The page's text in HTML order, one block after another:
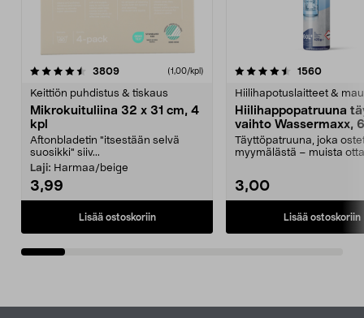
3809arvostelut (1,00/kpl)
Keittiön puhdistus & tiskaus
Mikrokuituliina 32 x 31 cm, 4
kpl
Aftonbladetin "itsestään selvä
suosikki" siiv...
Laji: Harmaa/beige
3,99
Lisää ostoskoriin
4.5viidestä
1560
Hiilihapotuslaitteet &
Hiilihappopatruuna
vaihto Wassermaxx,
Täyttöpatruuna, joka
myymälästä – muista
3,00
Lisää ostoskoriin
4.5viidestä